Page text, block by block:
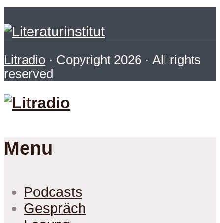
Litradio · Copyright 2026 · All rights
reserved
Menu
Podcasts
Gespräch